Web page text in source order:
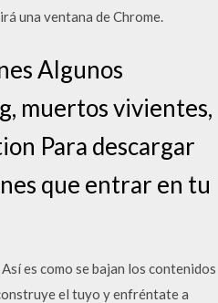
una ventana de Chrome.
Algunos
muertos vivientes,
Para descargar
que entrar en tu
es como se bajan los contenidos
el tuyo y enfréntate a